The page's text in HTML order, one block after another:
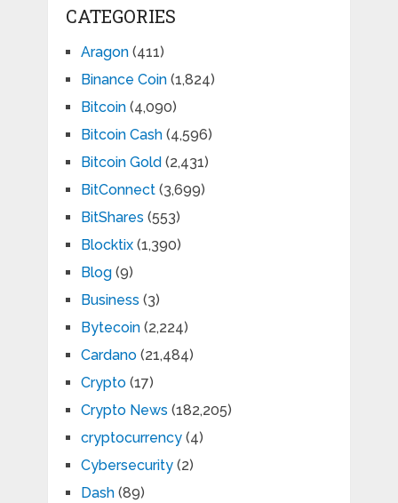
CATEGORIES
Aragon(411)
Binance Coin(1,824)
Bitcoin(4,090)
Bitcoin Cash(4,596)
Bitcoin Gold (2,431)
BitConnect(3,699)
BitShares (553)
Blocktix(1,390)
Blog(9)
Business (3)
Bytecoin(2,224)
Cardano(21,484)
Crypto(17)
Crypto News (182,205)
cryptocurrency(4)
Cybersecurity(2)
Dash(89)